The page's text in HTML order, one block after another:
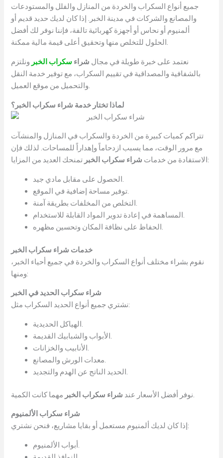
جميع أنواع السكراب والخردة من المنازل والفلل والمستودعات
والمصانع والشركات في مدينة الخبر. إذا كان لديك حديد قديم أو
ألمنيوم أو نحاس أو أجهزة كهربائية تالفة، فإننا نوفر لك أفضل
الحلول للتخلص منها وتحقيق أعلى قيمة مالية ممكنة.
نعتمد على خبرة طويلة في مجال شراء سكراب الخبر ونلتزم
بالشفافية والمصداقية في تقييم السكراب، مع توفير خدمة النقل
والتحميل من موقع العميل.
لماذا تختار خدمة شراء سكراب الخبر؟
تتراكم كميات كبيرة من الخردة والسكراب في المنازل والمنشآت
مع مرور الوقت، مما يسبب ازدحاماً وإهداراً للمساحات. لذلك فإن
الاستفادة من خدمات شراء سكراب الخبر تمنحك العديد من المزايا:
الحصول على مقابل مادي جيد.
توفير مساحة إضافية في الموقع.
التخلص من المخلفات بطريقة آمنة.
المساهمة في إعادة تدوير المواد القابلة للاستخدام.
الحفاظ على نظافة المكان وتحسين مظهره.
خدمات شراء سكراب الخبر
نقوم بشراء مختلف أنواع السكراب والخردة في جميع أحياء الخبر،
ومنها:
شراء سكراب الحديد في الخبر
نشتري جميع أنواع الحديد السكراب مثل:
الهياكل الحديدية.
الأبواب والشبابيك القديمة.
الأنابيب والخزانات.
معدات الورش والمصانع.
الحديد الناتج عن الهدم والتجديد.
نوفر أفضل الأسعار عند شراء سكراب الخبر مهما كانت الكمية.
شراء سكراب الألمنيوم
إذا كان لديك ألمنيوم مستعمل أو بقايا مشاريع، فنحن نشتري:
أبواب الألمنيوم.